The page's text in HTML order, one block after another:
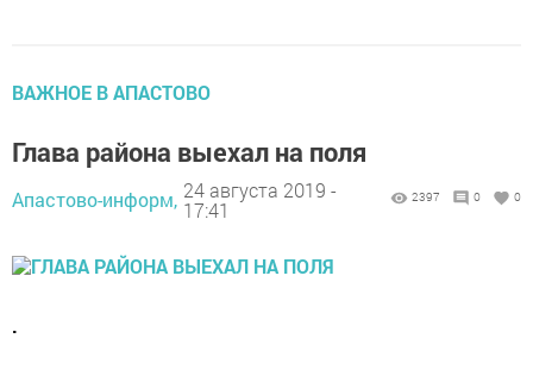
ВАЖНОЕ В АПАСТОВО
Глава района выехал на поля
Апастово-информ, 24 августа 2019 -
17:41
2397 0 0
.